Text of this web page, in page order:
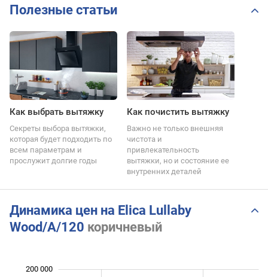
Полезные статьи
Как выбрать вытяжку
Секреты выбора вытяжки,
которая будет подходить по
всем параметрам и
прослужит долгие годы
Как почистить вытяжку
Важно не только внешняя
чистота и
привлекательность
вытяжки, но и состояние ее
внутренних деталей
Динамика цен на Elica Lullaby
Wood/A/120 коричневый
200 000